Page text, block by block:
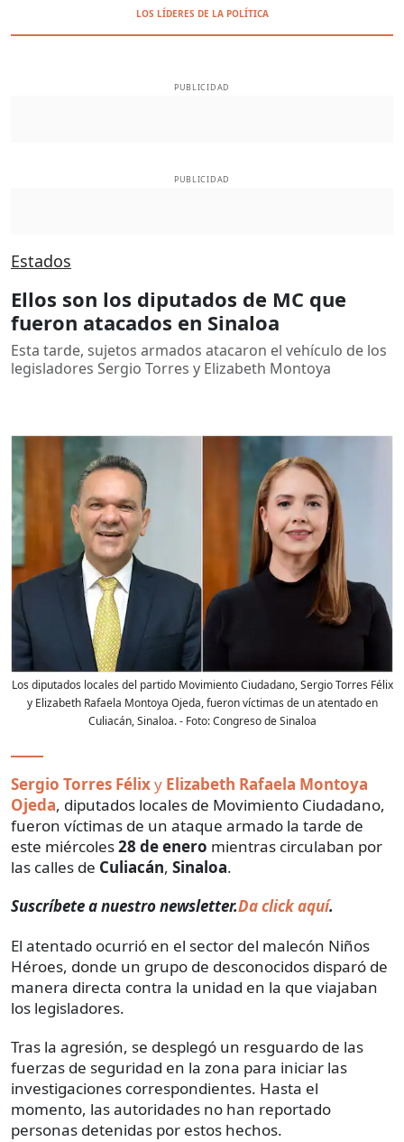
LOS LÍDERES DE LA POLÍTICA
PUBLICIDAD
PUBLICIDAD
Estados
Ellos son los diputados de MC que
fueron atacados en Sinaloa
Esta tarde, sujetos armados atacaron el vehículo de los
legisladores Sergio Torres y Elizabeth Montoya
Los diputados locales del partido Movimiento Ciudadano, Sergio Torres Félix
y Elizabeth Rafaela Montoya Ojeda, fueron víctimas de un atentado en
Culiacán, Sinaloa.- Foto:Congreso de Sinaloa
Sergio Torres Félixy Elizabeth Rafaela Montoya
Ojeda, diputados locales de Movimiento Ciudadano,
fueron víctimas de un ataque armado la tarde de
este miércoles28 de enero mientras circulaban por
las calles de Culiacán, Sinaloa.
Suscríbete a nuestro newsletter.Da click aquí.
El atentado ocurrió en el sector del malecón Niños
Héroes, donde un grupo de desconocidos disparó de
manera directa contra la unidad en la que viajaban
los legisladores.
Tras la agresión, se desplegó un resguardo de las
fuerzas de seguridad en la zona para iniciar las
investigaciones correspondientes. Hasta el
momento, las autoridades no han reportado
personas detenidas por estos hechos.